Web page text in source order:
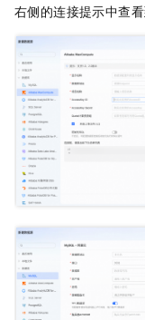
右侧的连接提示中查